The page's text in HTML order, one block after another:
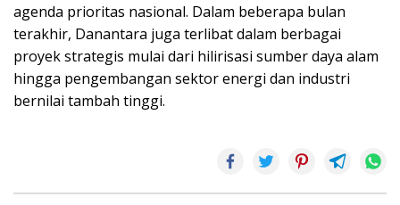
agenda prioritas nasional. Dalam beberapa bulan
terakhir, Danantara juga terlibat dalam berbagai
proyek strategis mulai dari hilirisasi sumber daya alam
hingga pengembangan sektor energi dan industri
bernilai tambah tinggi.